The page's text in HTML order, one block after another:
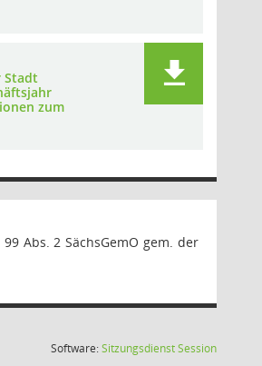
Stadt
zum
Abs. 2 SächsGemO gem. der
Software:SitzungsdienstSession(Wird in